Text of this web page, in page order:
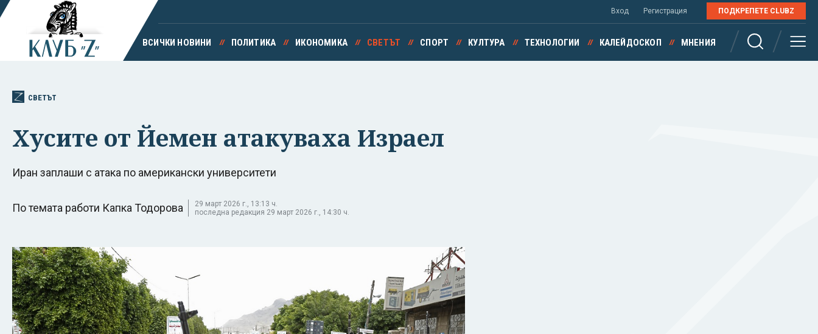
Вход Регистрация ПОДКРЕПЕТЕ CLUBZ
ВСИЧКИ НОВИНИ ПОЛИТИКА ИКОНОМИКА СВЕТЪТ СПОРТ КУЛТУРА ТЕХНОЛОГИИ КАЛЕЙДОСКОП МНЕНИЯ
СВЕТЪТ
Хусите от Йемен атакуваха Израел
Иран заплаши с атака по американски университети
По темата работи Капка Тодорова
29 март 2026 г., 13:13 ч.
последна редакция 29 март 2026 г., 14:30 ч.